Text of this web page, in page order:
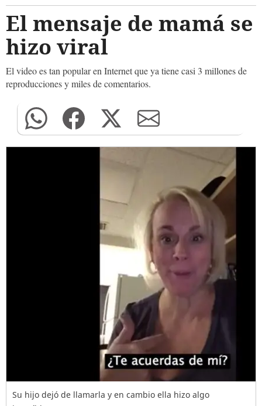
El mensaje de mamá se
hizo viral
El video es tan popular en Internet que ya tiene casi 3 millones de
reproducciones y miles de comentarios.
Su hijo dejó de llamarla y en cambio ella hizo algo